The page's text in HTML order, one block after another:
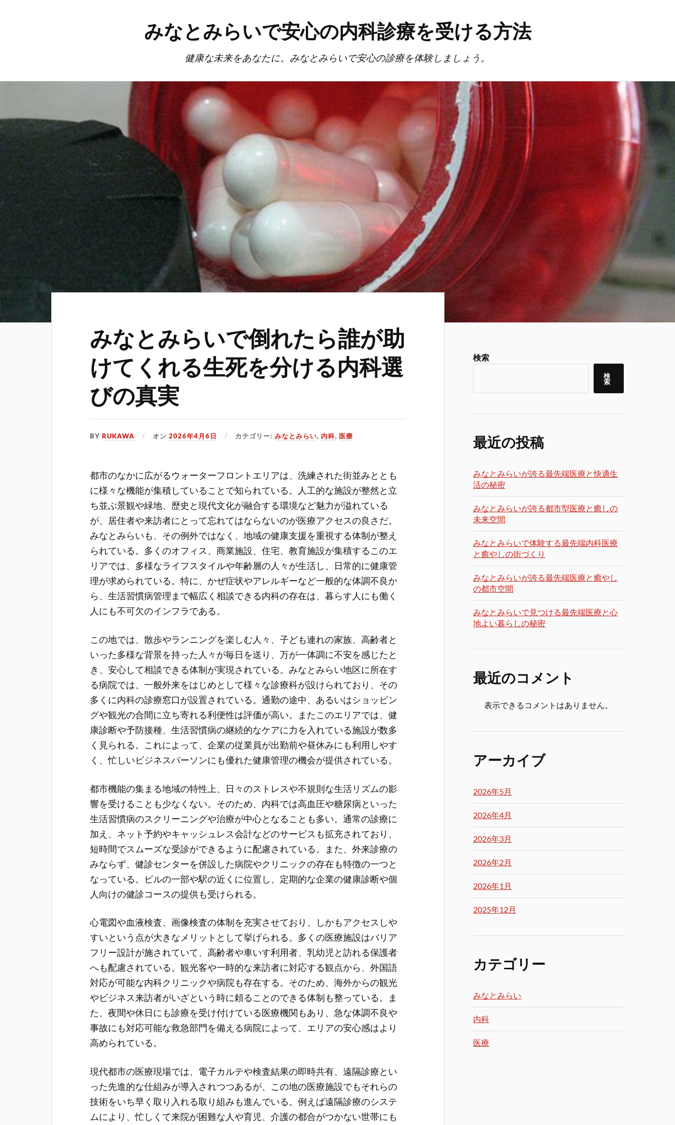
みなとみらいで安心の内科診療を受ける方法
健康な未来をあなたに。みなとみらいで安心の診療を体験しましょう。
みなとみらいで倒れたら誰が助
けてくれる生死を分ける内科選
びの真実
BYRUKAWA オン2026年4月6日 カテゴリー:みなとみらい, 内科, 医療
都市のなかに広がるウォーターフロントエリアは、洗練された街並みととも
に様々な機能が集積していることで知られている。
人工的な施設が整然と立
ち並ぶ景観や緑地、歴史と現代文化が融合する環境など魅力が溢れている
が、居住者や来訪者にとって忘れてはならないのが医療アクセスの良さだ。
みなとみらいも、その例外ではなく、地域の健康支援を重視する体制が整え
られている。多くのオフィス、商業施設、住宅、教育施設が集積するこのエ
リアでは、多様なライフスタイルや年齢層の人々が生活し、日常的に健康管
理が求められている。特に、かぜ症状やアレルギーなど一般的な体調不良か
ら、生活習慣病管理まで幅広く相談できる内科の存在は、暮らす人にも働く
人にも不可欠のインフラである。
この地では、散歩やランニングを楽しむ人々、子ども連れの家族、高齢者と
いった多様な背景を持った人々が毎日を送り、万が一体調に不安を感じたと
き、安心して相談できる体制が実現されている。みなとみらい地区に所在す
る病院では、一般外来をはじめとして様々な診療科が設けられており、その
多くに内科の診療窓口が設置されている。通勤の途中、あるいはショッピン
グや観光の合間に立ち寄れる利便性は評価が高い。またこのエリアでは、健
康診断や予防接種、生活習慣病の継続的なケアに力を入れている施設が数多
く見られる。これによって、企業の従業員が出勤前や昼休みにも利用しやす
く、忙しいビジネスパーソンにも優れた健康管理の機会が提供されている。
都市機能の集まる地域の特性上、日々のストレスや不規則な生活リズムの影
響を受けることも少なくない。そのため、内科では高血圧や糖尿病といった
生活習慣病のスクリーニングや治療が中心となることも多い。通常の診療に
加え、ネット予約やキャッシュレス会計などのサービスも拡充されており、
短時間でスムーズな受診ができるように配慮されている。また、外来診療の
みならず、健診センターを併設した病院やクリニックの存在も特徴の一つと
なっている。ビルの一部や駅の近くに位置し、定期的な企業の健康診断や個
人向けの健診コースの提供も受けられる。
心電図や血液検査、画像検査の体制を充実させており、しかもアクセスしや
すいという点が大きなメリットとして挙げられる。多くの医療施設はバリア
フリー設計が施されていて、高齢者や車いす利用者、乳幼児と訪れる保護者
へも配慮されている。観光客や一時的な来訪者に対応する観点から、外国語
対応が可能な内科クリニックや病院も存在する。そのため、海外からの観光
やビジネス来訪者がいざという時に頼ることのできる体制も整っている。ま
た、夜間や休日にも診療を受け付けている医療機関もあり、急な体調不良や
事故にも対応可能な救急部門を備える病院によって、エリアの安心感はより
高められている。
現代都市の医療現場では、電子カルテや検査結果の即時共有、遠隔診療とい
った先進的な仕組みが導入されつつあるが、この地の医療施設でもそれらの
技術をいち早く取り入れる取り組みも進んでいる。例えば遠隔診療のシステ
ムにより、忙しくて来院が困難な人や育児、介護の都合がつかない世帯にも
検索
検
索
最近の投稿
みなとみらいが誇る最先端医療と快適生
活の秘密
みなとみらいが誇る都市型医療と癒しの
未来空間
みなとみらいで体験する最先端内科医療
と癒やしの街づくり
みなとみらいが誇る最先端医療と癒やし
の都市空間
みなとみらいで見つける最先端医療と心
地よい暮らしの秘密
最近のコメント
表示できるコメントはありません。
アーカイブ
2026年5月
2026年4月
2026年3月
2026年2月
2026年1月
2025年12月
カテゴリー
みなとみらい
内科
医療